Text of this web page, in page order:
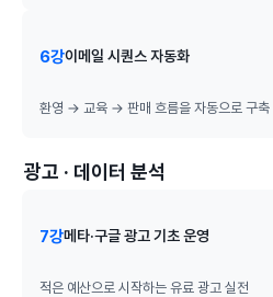
6강이메일 시퀀스 자동화
환영 → 교육 → 판매 흐름을 자동으로 구축
광고 · 데이터 분석
7강메타·구글 광고 기초 운영
적은 예산으로 시작하는 유료 광고 실전